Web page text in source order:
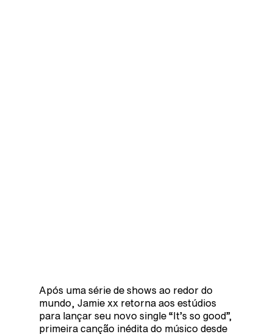
Após uma série de shows ao redor do
mundo, Jamie xx retorna aos estúdios
para lançar seu novo single “It’s so good”,
primeira canção inédita do músico desde